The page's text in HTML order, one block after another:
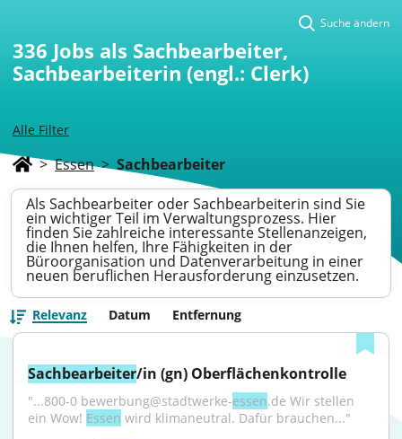
Alle Filter
Suche ändern
336 Jobs als Sachbearbeiter,
Sachbearbeiterin (engl.: Clerk)
> Essen > Sachbearbeiter
Als Sachbearbeiter oder Sachbearbeiterin sind Sie
ein wichtiger Teil im Verwaltungsprozess. Hier
finden Sie zahlreiche interessante Stellenanzeigen,
die Ihnen helfen, Ihre Fähigkeiten in der
Büroorganisation und Datenverarbeitung in einer
neuen beruflichen Herausforderung einzusetzen.
Relevanz Datum Entfernung
Sachbearbeiter/in (gn) Oberflächenkontrolle
"...800-0 bewerbung@stadtwerke-essen.de Wir stellen
ein Wow! Essen wird klimaneutral. Dafür brauchen..."